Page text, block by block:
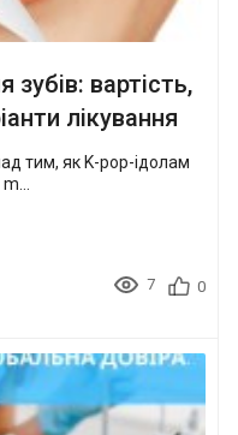
зубів: вартість,
лікування
тим, як K-pop-ідолам
7 0